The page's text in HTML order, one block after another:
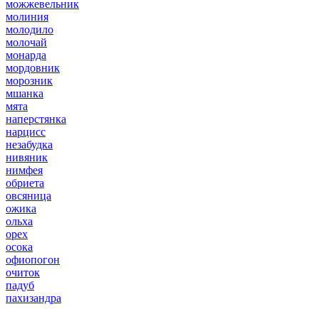
можжевельник
молиния
молодило
молочай
монарда
мордовник
морозник
мшанка
мята
наперстянка
нарцисс
незабудка
нивяник
нимфея
обриета
овсяница
ожика
ольха
орех
осока
офиопогон
очиток
падуб
пахизандра